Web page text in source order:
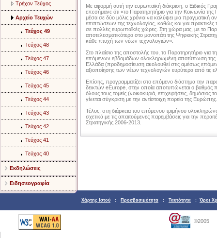
Τρέχον Τεύχος
Αρχείο Τευχών
Τεύχος 49
Τεύχος 48
Τεύχος 47
Τεύχος 46
Τεύχος 45
Τεύχος 44
Τεύχος 43
Τεύχος 42
Τεύχος 41
Τεύχος 40
Εκδηλώσεις
Ειδησεογραφία
Με αφορμή αυτή την ευρωπαϊκή διάκριση, ο Ειδικός
επεσήμανε ότι «το Παρατηρητήριο για την Κοινωνία
μέσα σε δύο μόλις χρόνια να καλύψει μια πραγματική
επιπτώσεων της τεχνολογίας, καθώς και για
σε πολλές ευρωπαϊκές χώρες. Στη χώρα μας, με το
αποτελεσματικότερα στο μονοπάτι της Ψηφιακής
κάθε πτυχή των νέων τεχνολογιών».
Στο πλαίσιο της αποστολής του, το Παρατηρητήριο για
επόμενων εβδομάδων ολοκληρωμένη αποτύπωση της
Ελλάδα (προδημοσίευση ακολουθεί στις αμέσως
αξιοποίησης των νέων τεχνολογιών ευρύτερα από τις
Επίσης, προγραμματίζει στο επόμενο διάστημα την
δεικτών eEurope, στην οποία αποτυπώνεται ο βαθμός
όλους τους τομείς (νοικοκυριά, επιχειρήσεις,
γίνεται σύγκριση με την αντίστοιχη πορεία της Ευρώπης.
Τέλος, στη διάρκεια του επόμενου τριμήνου
σχετικά με τις απαιτούμενες παρεμβάσεις για την
Στρατηγικής 2006-2013.
Χάρτης Ιστού : Προσβασιμότητα : Ταυτότητα : Όροι
©2005